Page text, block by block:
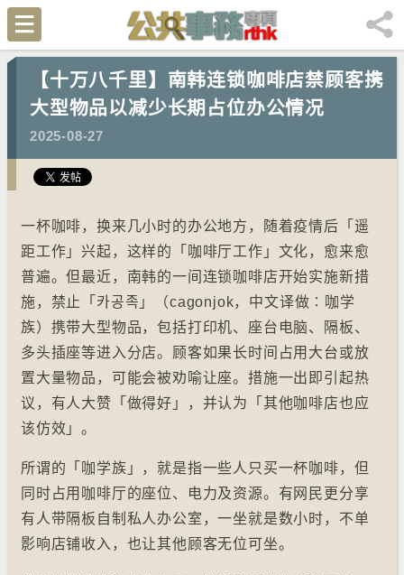
【十万八千里】南韩连锁咖啡店禁顾客携
大型物品以减少长期占位办公情况
2025-08-27
一杯咖啡，换来几小时的办公地方，随着疫情后「遥
距工作」兴起，这样的「咖啡厅工作」文化，愈来愈
普遍。但最近，南韩的一间连锁咖啡店开始实施新措
施，禁止「카공족」（cagonjok，中文译做∶咖学
族）携带大型物品，包括打印机、座台电脑、隔板、
多头插座等进入分店。顾客如果长时间占用大台或放
置大量物品，可能会被劝喻让座。措施一出即引起热
议，有人大赞「做得好」，并认为「其他咖啡店也应
该仿效」。
所谓的「咖学族」，就是指一些人只买一杯咖啡，但
同时占用咖啡厅的座位、电力及资源。有网民更分享
有人带隔板自制私人办公室，一坐就是数小时，不单
影响店铺收入，也让其他顾客无位可坐。